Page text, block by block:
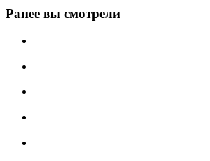
Ранее вы смотрели